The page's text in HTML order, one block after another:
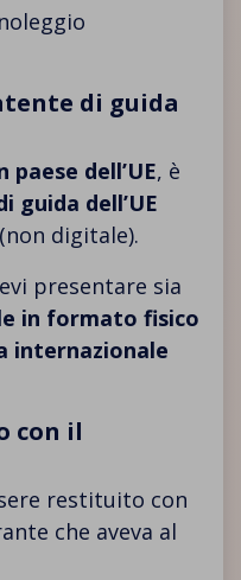
di guida
dell’UE, è
guida dell’UE
(non digitale).
presentare sia
in formato fisico
internazionale
con il
restituito con
che aveva al